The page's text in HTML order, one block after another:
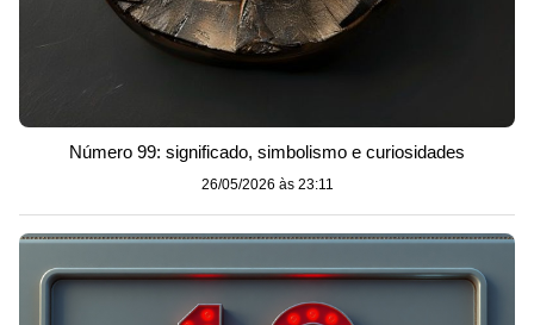
Número 99: significado, simbolismo e curiosidades
26/05/2026 às 23:11